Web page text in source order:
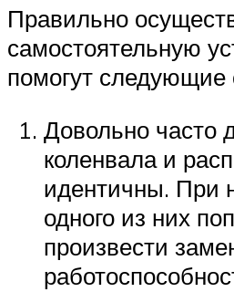
Правильно
самостоятельную
помогут следующие
Довольно часто
коленвала и
идентичны. При
одного из них
произвести